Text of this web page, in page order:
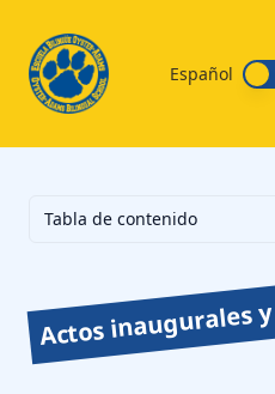
Español
Tabla de contenido
Actos inaugurales